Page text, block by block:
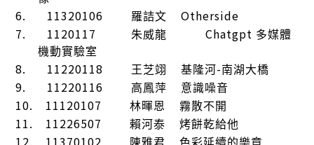
6. 11320106 羅詰文
Otherside
7.
1120117 朱威龍Chatgpt 多媒體
機動實驗室
8. 11220118 王芝翊 基隆河-南湖大橋
9. 11220116 高鳳萍 意識噪音
10. 11120107林暉恩 霧散不開
11. 11226507賴河泰 烤餅乾給他
12. 11370102 陳雅君 色彩延續的樂章